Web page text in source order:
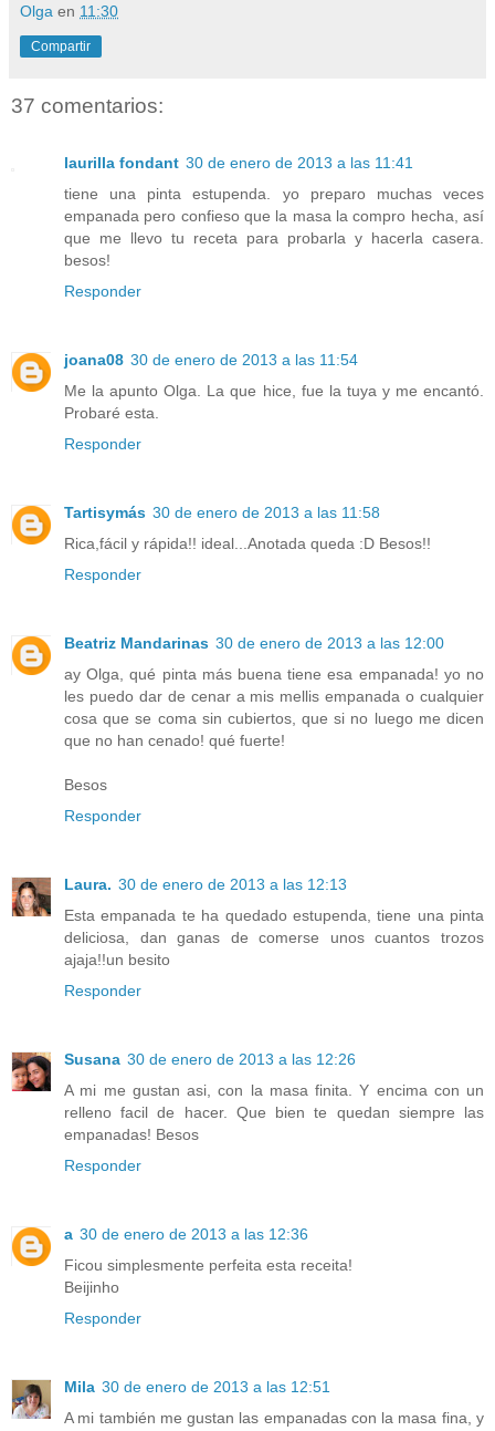
Olga en 11:30
Compartir
37 comentarios:
laurilla fondant 30 de enero de 2013 a las 11:41
tiene una pinta estupenda. yo preparo muchas veces
empanada pero confieso que la masa la compro hecha, así
que me llevo tu receta para probarla y hacerla casera.
besos!
Responder
joana08 30 de enero de 2013 a las 11:54
Me la apunto Olga. La que hice, fue la tuya y me encantó.
Probaré esta.
Responder
Tartisymás 30 de enero de 2013 a las 11:58
Rica,fácil y rápida!! ideal...Anotada queda :D Besos!!
Responder
Beatriz Mandarinas 30 de enero de 2013 a las 12:00
ay Olga, qué pinta más buena tiene esa empanada! yo no
les puedo dar de cenar a mis mellis empanada o cualquier
cosa que se coma sin cubiertos, que si no luego me dicen
que no han cenado! qué fuerte!
Besos
Responder
Laura. 30 de enero de 2013 a las 12:13
Esta empanada te ha quedado estupenda, tiene una pinta
deliciosa, dan ganas de comerse unos cuantos trozos
ajaja!!un besito
Responder
Susana 30 de enero de 2013 a las 12:26
A mi me gustan asi, con la masa finita. Y encima con un
relleno facil de hacer. Que bien te quedan siempre las
empanadas! Besos
Responder
a 30 de enero de 2013 a las 12:36
Ficou simplesmente perfeita esta receita!
Beijinho
Responder
Mila 30 de enero de 2013 a las 12:51
A mi también me gustan las empanadas con la masa fina, y